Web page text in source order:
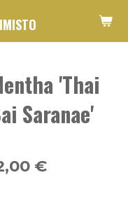
'Thai
Saranae'
€